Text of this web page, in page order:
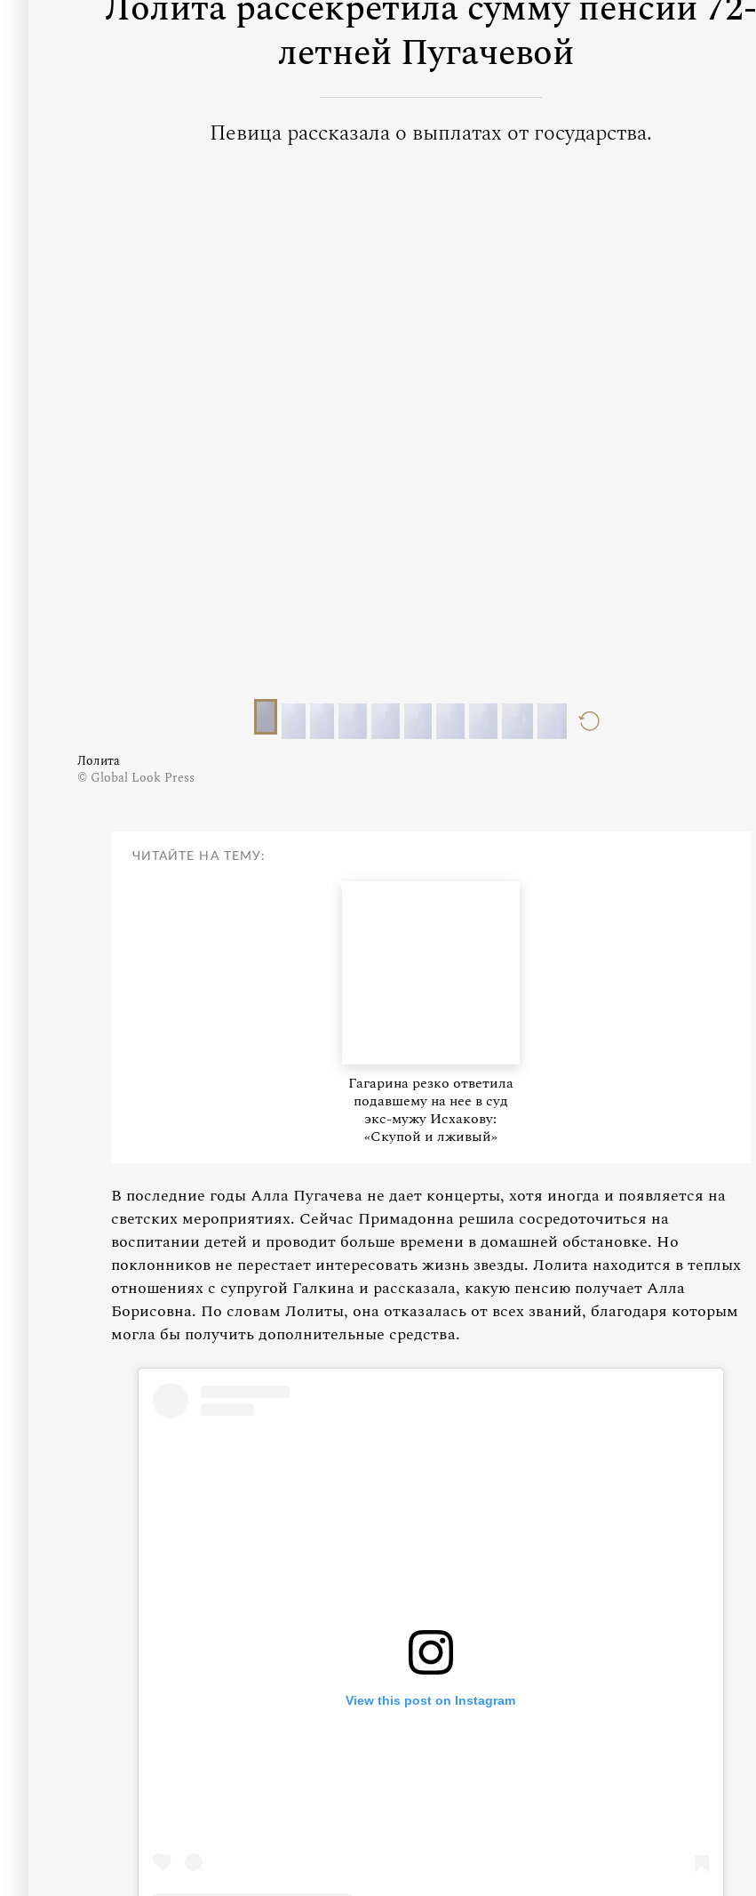
летней Пугачевой
Певица рассказала о выплатах от государства.
Лолита
© Global Look Press
ЧИТАЙТЕ НА ТЕМУ:
Гагарина резко ответила
подавшему на нее в суд
экс-мужу Исхакову:
«Скупой и лживый»
В последние годы Алла Пугачева не дает концерты, хотя иногда и появляется на
светских мероприятиях. Сейчас Примадонна решила сосредоточиться на
воспитании детей и проводит больше времени в домашней обстановке. Но
поклонников не перестает интересовать жизнь звезды. Лолита находится в теплых
отношениях с супругой Галкина и рассказала, какую пенсию получает Алла
Борисовна. По словам Лолиты, она отказалась от всех званий, благодаря которым
могла бы получить дополнительные средства.
View this post on Instagram